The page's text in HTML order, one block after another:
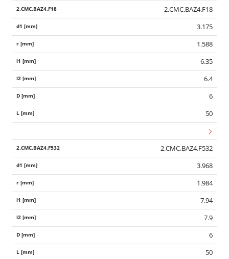
2.CMC.BAZ4.F18
3.175
1.588
6.35
6.4
6
50
2.CMC.BAZ4.F532
3.968
1.984
7.94
7.9
6
50